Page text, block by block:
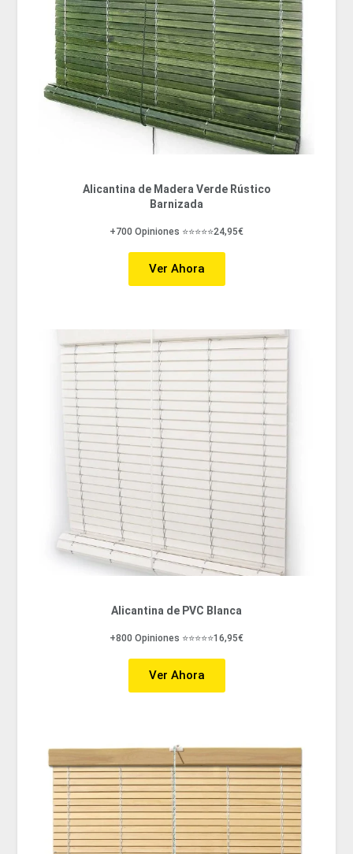
Alicantina de Madera Verde Rústico
Barnizada
+700 Opiniones ⭐⭐⭐⭐⭐24,95€
Ver Ahora
Alicantina de PVC Blanca
+800 Opiniones ⭐⭐⭐⭐⭐16,95€
Ver Ahora